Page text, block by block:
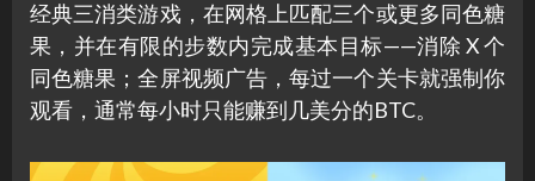
经典三消类游戏，在网格上匹配三个或更多同色糖
果，并在有限的步数内完成基本目标——消除 X 个
同色糖果；全屏视频广告，每过一个关卡就强制你
观看，通常每小时只能赚到几美分的BTC。